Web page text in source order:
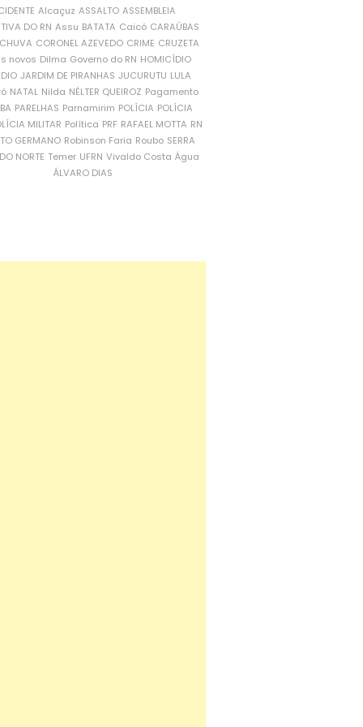
Alcaçuz ASSALTO ASSEMBLEIA
DO RN Assu BATATA Caicó CARAÚBAS
CORONEL AZEVEDO CRIME CRUZETA
novos Dilma Governo do RN HOMICÍDIO
JARDIM DE PIRANHAS JUCURUTU LULA
NATAL Nilda NÉLTER QUEIROZ Pagamento
PARELHAS Parnamirim POLÍCIA POLÍCIA
MILITAR Política PRF RAFAEL MOTTA RN
GERMANO Robinson Faria Roubo SERRA
NORTE Temer UFRN Vivaldo Costa Água
ÁLVARO DIAS